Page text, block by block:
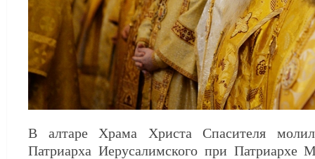
В алтаре Храма Христа Спасителя
Патриарха Иерусалимского при Патриархе